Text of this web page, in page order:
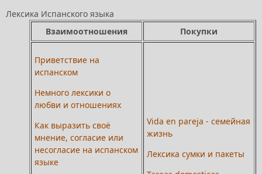
Лексика Испанского языка
Взаимоотношения
Покупки
Приветствие на
испанском
Немного лексики о
любви и отношениях
Как выразить своё
мнение, согласие или
несогласие на испанском
языке
Vida en pareja - семейная
жизнь
Лексика сумки и пакеты